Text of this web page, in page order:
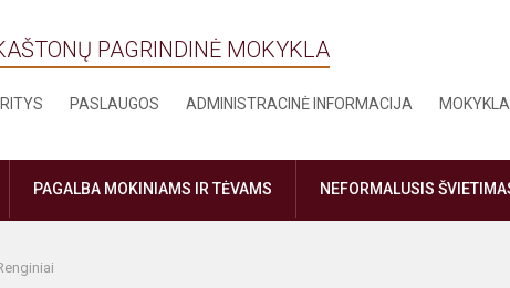
PAGRINDINĖ MOKYKLA
PASLAUGOS ADMINISTRACINĖ INFORMACIJA MOKYKLA
PAGALBA MOKINIAMS IR TĖVAMS NEFORMALUSIS